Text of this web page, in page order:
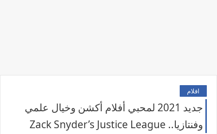
افلام
جديد 2021 لمحبي أفلام أكشن وخيال علمي
وفنتازيا.. Zack Snyder’s Justice League